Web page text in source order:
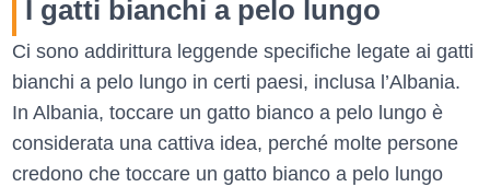
I gatti bianchi a pelo lungo
Ci sono addirittura leggende specifiche legate ai gatti
bianchi a pelo lungo in certi paesi, inclusa l’Albania.
In Albania, toccare un gatto bianco a pelo lungo è
considerata una cattiva idea, perché molte persone
credono che toccare un gatto bianco a pelo lungo